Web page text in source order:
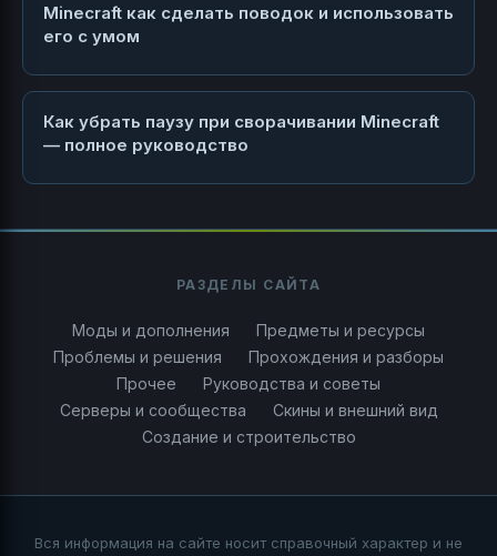
Minecraft как сделать поводок и использовать
его с умом
Как убрать паузу при сворачивании Minecraft
— полное руководство
РАЗДЕЛЫ САЙТА
Моды и дополнения
Предметы и ресурсы
Проблемы и решения
Прохождения и разборы
Прочее
Руководства и советы
Серверы и сообщества
Скины и внешний вид
Создание и строительство
Вся информация на сайте носит справочный характер и не